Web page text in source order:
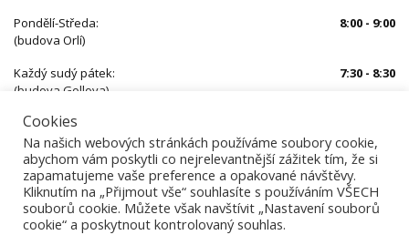
Pondělí-Středa:
8:00 - 9:00
(budova Orlí)
Každý sudý pátek:
7:30 - 8:30
(budova Gollova)
Mimo uvedený čas je nutné se předem objednat
Cookies
Na našich webových stránkách používáme soubory cookie,
abychom vám poskytli co nejrelevantnější zážitek tím, že si
zapamatujeme vaše preference a opakované návštěvy.
Kliknutím na „Přijmout vše“ souhlasíte s používáním VŠECH
souborů cookie. Můžete však navštívit „Nastavení souborů
cookie“ a poskytnout kontrolovaný souhlas.